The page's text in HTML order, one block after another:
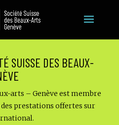
SUISSE DES BEAUX-
arts – Genève est membre
des prestations offertes sur